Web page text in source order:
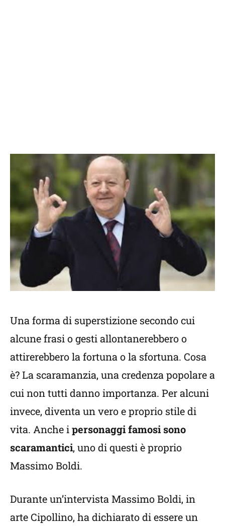
Una forma di superstizione secondo cui
alcune frasi o gesti allontanerebbero o
attirerebbero la fortuna o la sfortuna. Cosa
è? La scaramanzia, una credenza popolare a
cui non tutti danno importanza. Per alcuni
invece, diventa un vero e proprio stile di
vita. Anche ipersonaggi famosi sono
scaramantici, uno di questi è proprio
Massimo Boldi.
Durante un’intervista Massimo Boldi, in
arte Cipollino, ha dichiarato di essere un